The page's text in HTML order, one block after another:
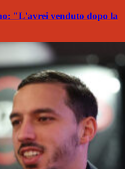
"L'avrei venduto dopo la